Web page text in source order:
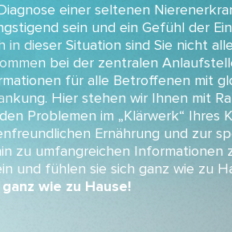
einer seltenen
sein und ein Gefühl der
in dieser Situation sind Sie nicht
bei der zentralen
für alle Betroffenen mit
Hier stehen wir Ihnen mit
Problemen im „Klärwerk“ Ihres
Ernährung und zur
zu umfangreichen Informationen
und fühlen sie sich ganz wie zu
wie zu Hause!